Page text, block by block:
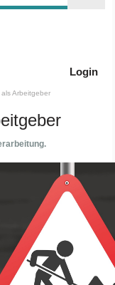
Login
Arbeitgeber